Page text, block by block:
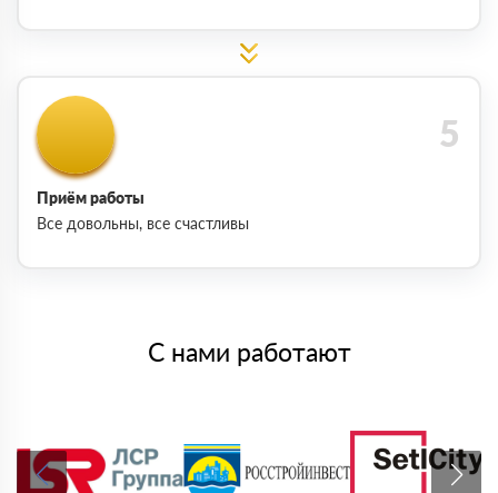
Приём работы
Все довольны, все счастливы
С нами работают